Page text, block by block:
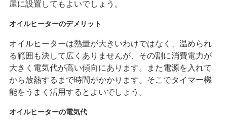
屋に設置してもよいでしょう。
オイルヒーターのデメリット
オイルヒーターは熱量が大きいわけではなく、温められ
る範囲も決して広くありませんが、その割に消費電力が
大きく電気代が高い傾向にあります。また電源を入れて
から放熱するまで時間がかかります。そこでタイマー機
能をうまく活用するとよいでしょう。
オイルヒーターの電気代